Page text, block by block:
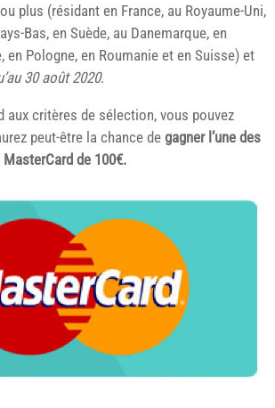
plus (résidant en France, au Royaume-Uni,
Bas, en Suède, au Danemarque, en
en Pologne, en Roumanie et en Suisse) et
30 août 2020.
aux critères de sélection, vous pouvez
peut-être la chance de gagner l’une des
de 100€.